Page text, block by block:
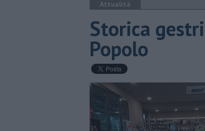
Attualità
Storica
Popolo